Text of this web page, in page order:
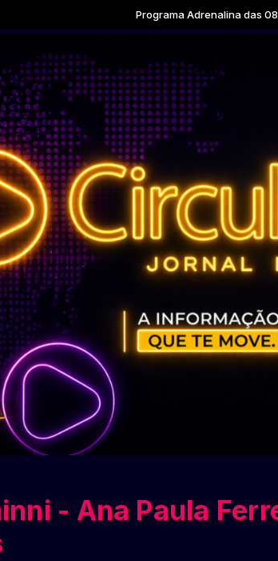
Programa Adrenalina das 08:00 às 09:00
- Ana Paula